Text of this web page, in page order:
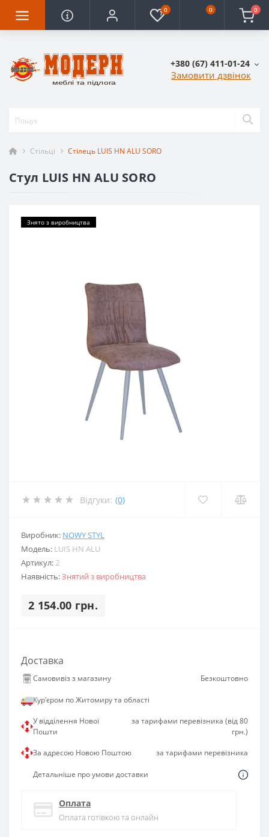
0 0 0
+380 (67) 411-01-24
Замовити дзвінок
Стільці Стілець LUIS HN ALU SORO
Стул LUIS HN ALU SORO
Знято з виробництва
Відгуки: (0)
Виробник: NOWY STYL
Модель: LUIS HN ALU
Артикул:2
Наявність:Знятий з виробництва
2 154.00 грн.
Доставка
Самовивіз з магазину Безкоштовно
Кур'єром по Житомиру та області
У відділення Нової
Пошти
за тарифами перевізника (від 80
грн.)
За адресою Новою Поштою за тарифами перевізника
Детальніше про умови доставки
Оплата
Оплата готівкою та онлайн